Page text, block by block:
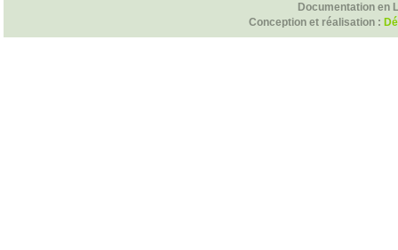
Documentation en
Conception et réalisation :